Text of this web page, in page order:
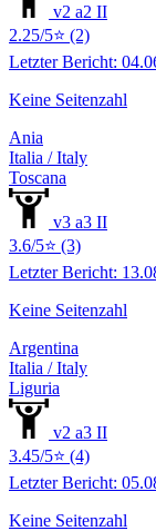
v2 a2 II
2.25/5⭐ (2)
Letzter Bericht:
Keine Seitenzahl
Ania
Italia / Italy
Toscana
v3 a3 II
3.6/5⭐ (3)
Letzter Bericht:
Keine Seitenzahl
Argentina
Italia / Italy
Liguria
v2 a3 II
3.45/5⭐ (4)
Letzter Bericht:
Keine Seitenzahl